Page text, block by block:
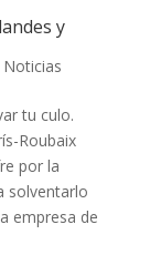
y
Noticias
tu culo.
Roubaix
por la
solventarlo
empresa de